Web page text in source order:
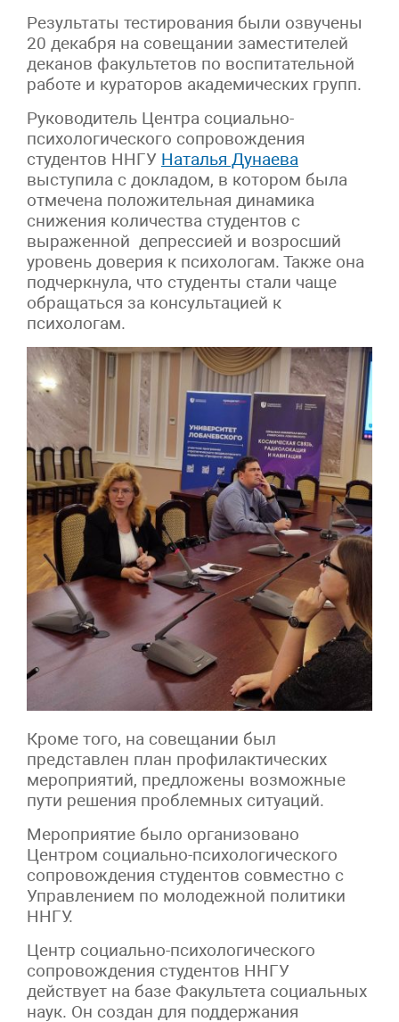
Результаты тестирования были озвучены
20 декабря на совещании заместителей
деканов факультетов по воспитательной
работе и кураторов академических групп.
Руководитель Центра социально-
психологического сопровождения
студентов ННГУ Наталья Дунаева
выступила с докладом, в котором была
отмечена положительная динамика
снижения количества студентов с
выраженной депрессией и возросший
уровень доверия к психологам. Также она
подчеркнула, что студенты стали чаще
обращаться за консультацией к
психологам.
Кроме того, на совещании был
представлен план профилактических
мероприятий, предложены возможные
пути решения проблемных ситуаций.
Мероприятие было организовано
Центром социально-психологического
сопровождения студентов совместно с
Управлением по молодежной политики
ННГУ.
Центр социально-психологического
сопровождения студентов ННГУ
действует на базе Факультета социальных
наук. Он создан для поддержания